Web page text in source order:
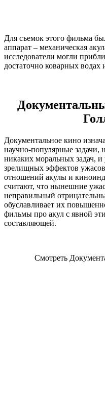
Для съемок этого фильма
аппарат – механическая
исследователи могли
достаточно коварных водах
Документальное кино
научно-популярные
никаких моральных задач,
зрелищных эффектов
отношений акулы и
считают, что нынешние
неправильный
обуславливает их
фильмы про акул с явной
составляющей.
Смотреть